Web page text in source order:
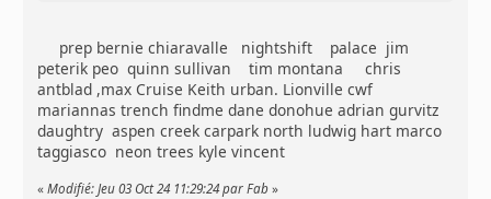
prep bernie chiaravalle nightshift palace jim
peterik peo quinn sullivan tim montana chris
antblad ,max Cruise Keith urban. Lionville cwf
mariannas trench findme dane donohue adrian gurvitz
daughtry aspen creek carpark north ludwig hart marco
taggiasco neon trees kyle vincent
«Modifié: Jeu 03 Oct 24 11:29:24 par Fab »